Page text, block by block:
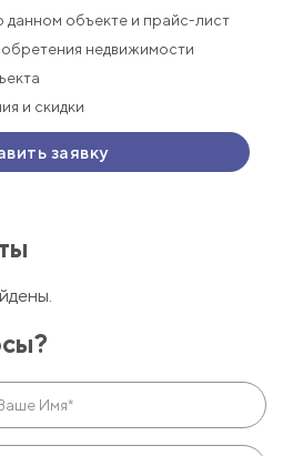
объекте и прайс-лист
недвижимости
и скидки
заявку